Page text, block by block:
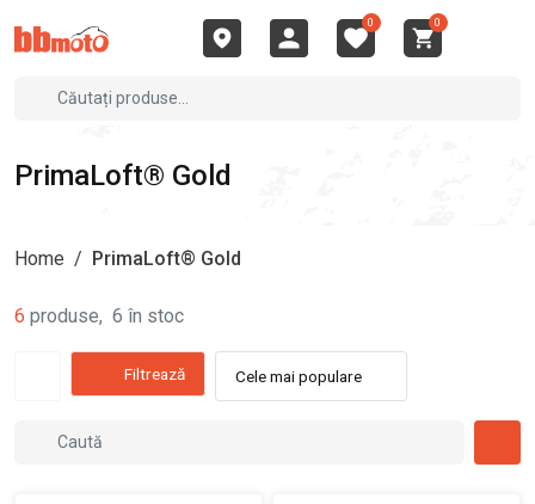
0 0
PrimaLoft® Gold
Home / PrimaLoft® Gold
6 produse, 6 în stoc
Filtrează Cele mai populare